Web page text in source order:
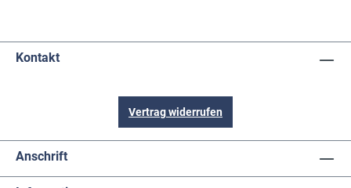
Kontakt
Vertrag widerrufen
Anschrift